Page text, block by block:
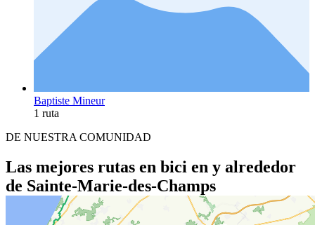
Baptiste Mineur
1 ruta
DE NUESTRA COMUNIDAD
Las mejores rutas en bici en y alrededor
de Sainte-Marie-des-Champs